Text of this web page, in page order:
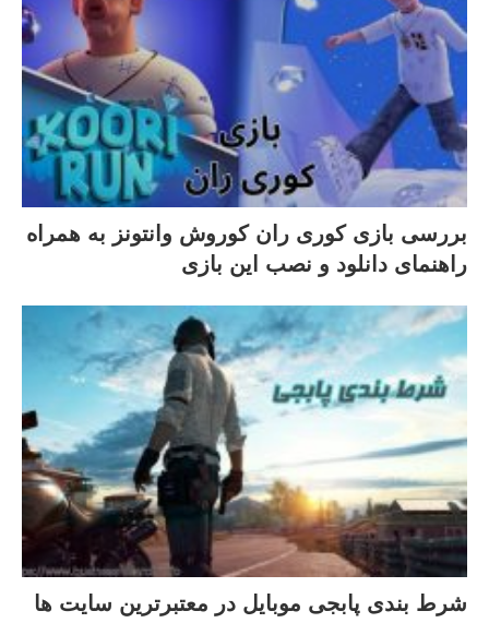
بررسی بازی کوری ران کوروش وانتونز به همراه
راهنمای دانلود و نصب این بازی
شرط بندی پابجی موبایل در معتبرترین سایت ها